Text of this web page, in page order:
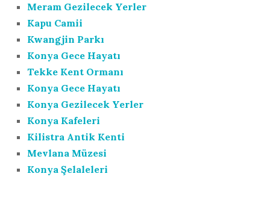
Meram Gezilecek Yerler
Kapu Camii
Kwangjin Parkı
Konya Gece Hayatı
Tekke Kent Ormanı
Konya Gece Hayatı
Konya Gezilecek Yerler
Konya Kafeleri
Kilistra Antik Kenti
Mevlana Müzesi
Konya Şelaleleri